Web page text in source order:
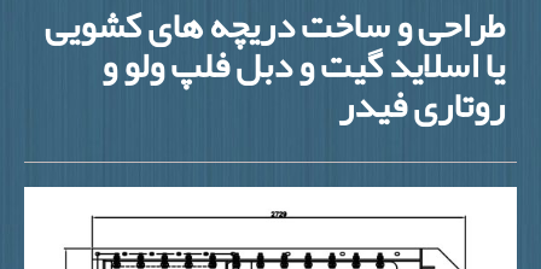
طراحی و ساخت دریچه های کشویی
یا اسلاید گیت و دبل فلپ ولو و
روتاری فیدر